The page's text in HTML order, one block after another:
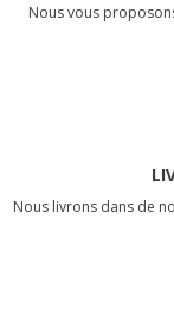
Nous vous
Nous livrons dans de